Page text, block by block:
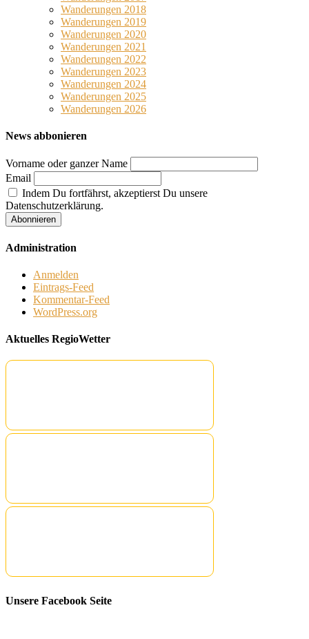
Wanderungen 2018
Wanderungen 2019
Wanderungen 2020
Wanderungen 2021
Wanderungen 2022
Wanderungen 2023
Wanderungen 2024
Wanderungen 2025
Wanderungen 2026
News abbonieren
Vorname oder ganzer Name
Email
Indem Du fortfährst, akzeptierst Du unsere
Datenschutzerklärung.
Administration
Anmelden
Eintrags-Feed
Kommentar-Feed
WordPress.org
Aktuelles RegioWetter
Unsere Facebook Seite